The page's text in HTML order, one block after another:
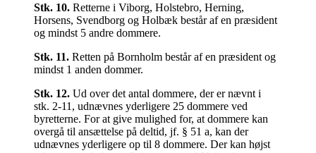
Stk. 10. Retterne i Viborg, Holstebro, Herning,
Horsens, Svendborg og Holbæk består af en præsident
og mindst 5 andre dommere.
Stk. 11. Retten på Bornholm består af en præsident og
mindst 1 anden dommer.
Stk. 12. Ud over det antal dommere, der er nævnt i
stk. 2-11, udnævnes yderligere 25 dommere ved
byretterne. For at give mulighed for, at dommere kan
overgå til ansættelse på deltid, jf. § 51 a, kan der
udnævnes yderligere op til 8 dommere. Der kan højst